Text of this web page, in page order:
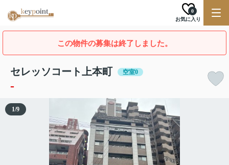
お気に入り
0
この物件の募集は終了しました。
セレッソコート上本町 空室0
-
1/9